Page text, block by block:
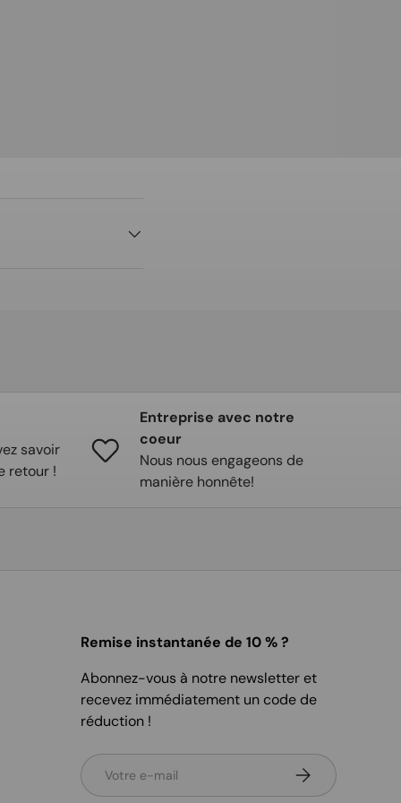
savoir
retour !
Entreprise avec notre
coeur
Nous nous engageons de
manière honnête!
Remise instantanée de 10 % ?
Abonnez-vous à notre newsletter et
recevez immédiatement un code de
réduction !
E-mail S’inscrire